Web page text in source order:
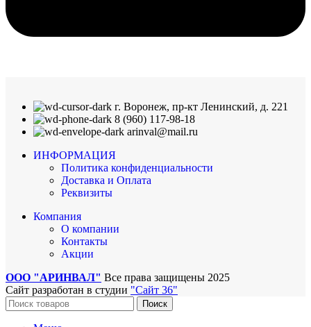
г. Воронеж, пр-кт Ленинский, д. 221
8 (960) 117-98-18
arinval@mail.ru
ИНФОРМАЦИЯ
Политика конфиденциальности
Доставка и Оплата
Реквизиты
Компания
О компании
Контакты
Акции
ООО "АРИНВАЛ" Все права защищены 2025
Сайт разработан в студии "Сайт 36"
Поиск